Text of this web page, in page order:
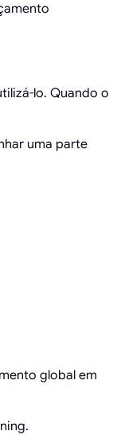
lo. Quando o
uma parte
global em